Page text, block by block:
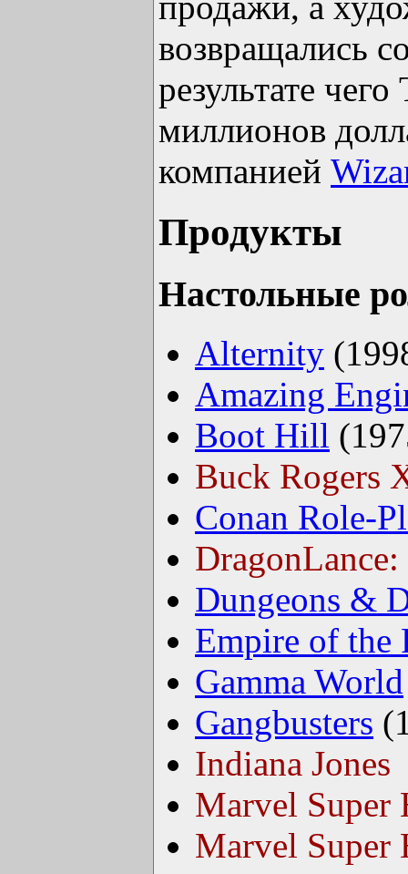
возвращались
результате
миллионов
компанией
Продукты
Настольные
Alternity
Amazing
Boot Hill
Buck Rogers
Conan Role-
Dungeons &
Empire of the
Gamma World
Gangbusters
Indiana Jones
Marvel Super
Marvel Super